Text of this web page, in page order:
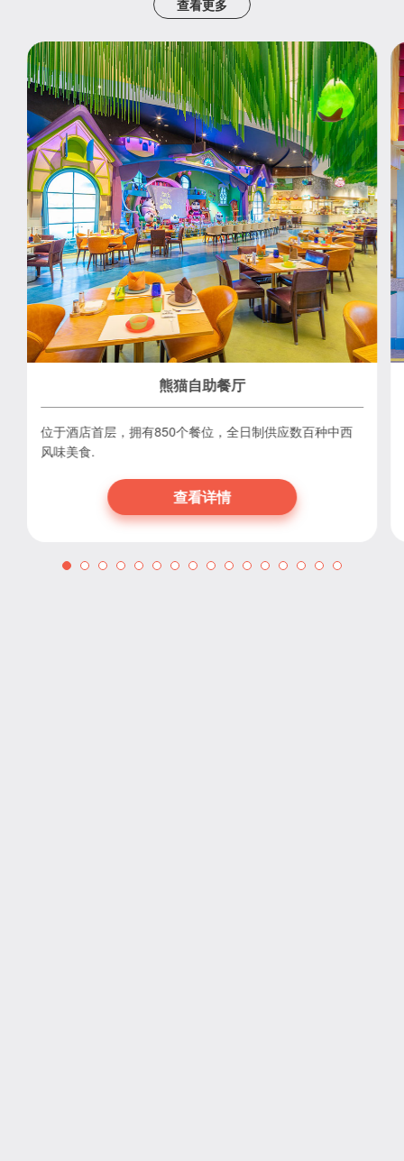
查看更多
熊猫自助餐厅
位于酒店首层，拥有850个餐位，全日制供应数百种中西
风味美食.
查看详情